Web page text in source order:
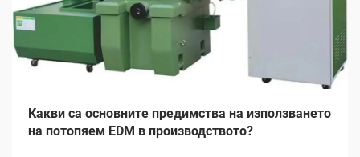
Какви са основните предимства на използването
на потопяем EDM в производството?